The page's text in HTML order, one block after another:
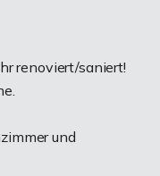
renoviert/saniert!
und